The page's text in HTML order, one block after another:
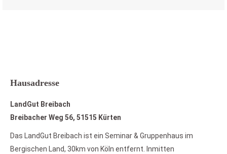
Hausadresse
LandGut Breibach
Breibacher Weg 56, 51515 Kürten
Das LandGut Breibach ist ein Seminar & Gruppenhaus im
Bergischen Land, 30km von Köln entfernt. Inmitten